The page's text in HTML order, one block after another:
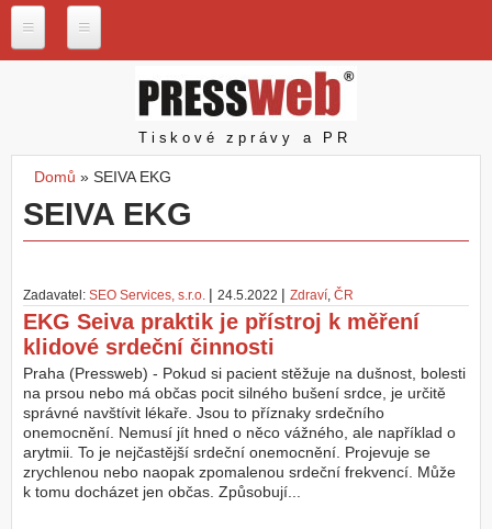
P
e
b
.
c
N
a
š
e
s
l
u
ž
b
y
Pressweb
Tiskové zprávy a PR
Jste zde
Domů » SEIVA EKG
SEIVA EKG
Zadavatel: SEO Services, s.r.o. | 24.5.2022 | Zdraví, ČR
EKG Seiva praktik je přístroj k měření
klidové srdeční činnosti
Praha (Pressweb) - Pokud si pacient stěžuje na dušnost, bolesti
na prsou nebo má občas pocit silného bušení srdce, je určitě
správné navštívit lékaře. Jsou to příznaky srdečního
onemocnění. Nemusí jít hned o něco vážného, ale například o
arytmii. To je nejčastější srdeční onemocnění. Projevuje se
zrychlenou nebo naopak zpomalenou srdeční frekvencí. Může
k tomu docházet jen občas. Způsobují...